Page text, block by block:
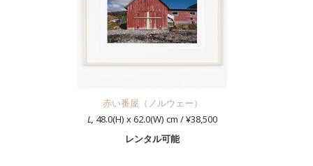
赤い番屋（ノルウェー）
L, 48.0(H) x 62.0(W) cm / ¥38,500
レンタル可能